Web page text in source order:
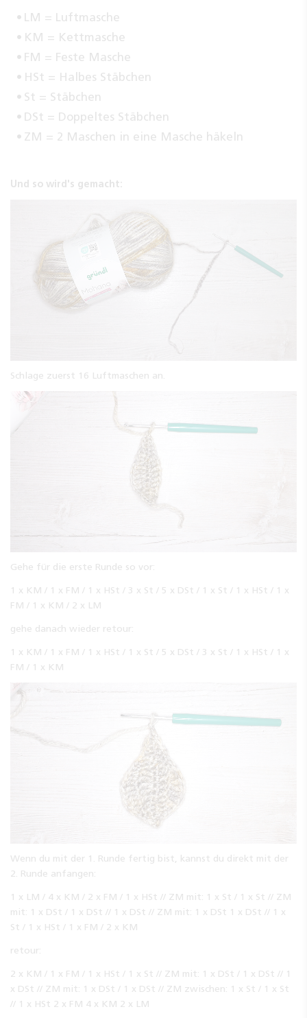
LM = Luftmasche
KM = Kettmasche
FM = Feste Masche
HSt = Halbes Stäbchen
St = Stäbchen
DSt = Doppeltes Stäbchen
ZM = 2 Maschen in eine Masche häkeln
Und so wird's gemacht:
Schlage zuerst 16 Luftmaschen an.
Gehe für die erste Runde so vor:
1 x KM / 1 x FM / 1 x HSt / 3 x St / 5 x DSt / 1 x St / 1 x HSt / 1 x
FM / 1 x KM / 2 x LM
gehe danach wieder retour:
1 x KM / 1 x FM / 1 x HSt / 1 x St / 5 x DSt / 3 x St / 1 x HSt / 1 x
FM / 1 x KM
Wenn du mit der 1. Runde fertig bist, kannst du direkt mit der
2. Runde anfangen:
1 x LM / 4 x KM / 2 x FM / 1 x HSt // ZM mit: 1 x St / 1 x St // ZM
mit: 1 x DSt / 1 x DSt // 1 x DSt // ZM mit: 1 x DSt 1 x DSt // 1 x
St / 1 x HSt / 1 x FM / 2 x KM
retour:
2 x KM / 1 x FM / 1 x HSt / 1 x St // ZM mit: 1 x DSt / 1 x DSt // 1
x DSt // ZM mit: 1 x DSt / 1 x DSt // ZM zwischen: 1 x St / 1 x St
// 1 x HSt 2 x FM 4 x KM 2 x LM